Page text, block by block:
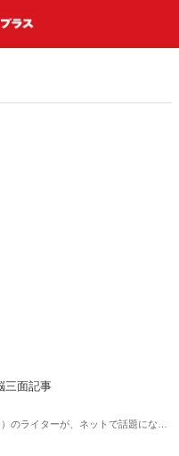
三面記事
のライターが、ネットで話題になっ